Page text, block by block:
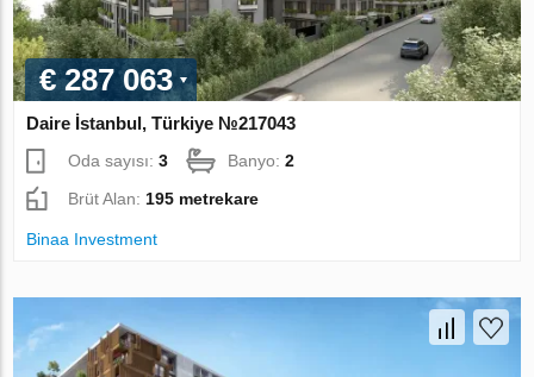
€ 287 063
Daire İstanbul, Türkiye №217043
Oda sayısı:3 Banyo:2
Brüt Alan: 195 metrekare
Binaa Investment